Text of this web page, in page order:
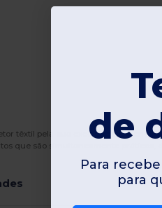
têxtil pela sua excelência e
que são simultaneamente práticos,
de
Para
para